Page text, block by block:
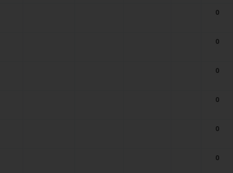
0
0
0
0
0
0